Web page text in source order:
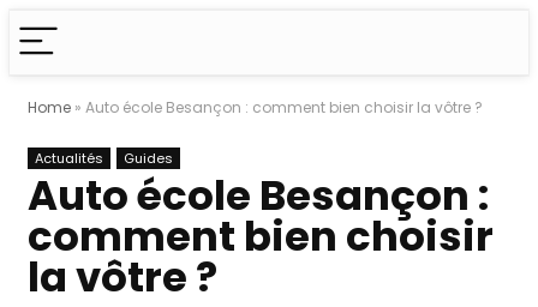
Home » Auto école Besançon : comment bien choisir la vôtre ?
Actualités Guides
Auto école Besançon :
comment bien choisir
la vôtre ?